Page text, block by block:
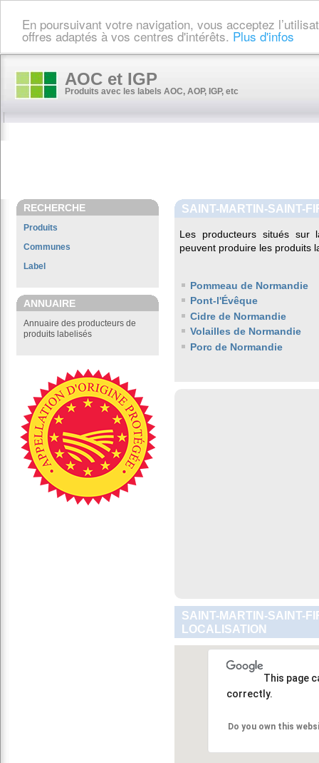
En poursuivant votre navigation, vous acceptez
offres adaptés à vos centres d'intérêts. Plus d'infos
AOC et IGP
Produits avec les labels AOC, AOP, IGP, etc
RECHERCHE
Produits
Communes
Label
ANNUAIRE
Annuaire des producteurs de
produits labelisés
SAINT-MARTIN-SAINT-
Les producteurs situés sur
peuvent produire les produits
Pommeau de Normandie
Pont-l'Évêque
Cidre de Normandie
Volailles de Normandie
Porc de Normandie
SAINT-MARTIN-SAINT-
LOCALISATION
This page
correctly.
Do you own this